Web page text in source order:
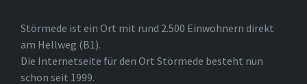
Störmede ist ein Ort mit rund 2.500 Einwohnern direkt
am Hellweg (B1).
Die Internetseite für den Ort Störmede besteht nun
schon seit 1999.